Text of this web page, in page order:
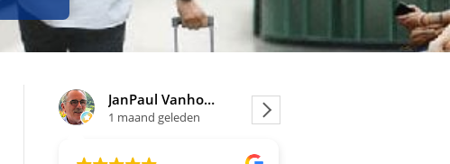
JanPaul Vanhoven
1 maand geleden